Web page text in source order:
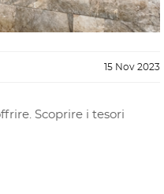
15 Nov 2023
Scoprire i tesori